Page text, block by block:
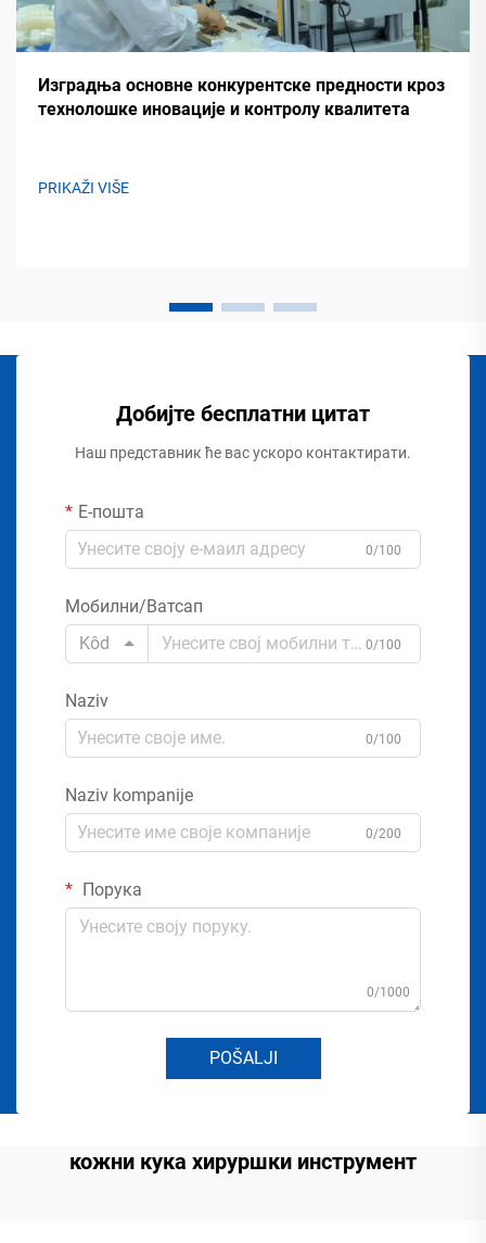
Изградња основне конкурентске предности кроз
технолошке иновације и контролу квалитета
PRIKAŽI VIŠE
Добијте бесплатни цитат
Наш представник ће вас ускоро контактирати.
Е-пошта
0/100
Мобилни/Ватсап
Kôd
0/100
Naziv
0/100
Naziv kompanije
0/200
Порука
0/1000
POŠALJI
кожни кука хируршки инструмент